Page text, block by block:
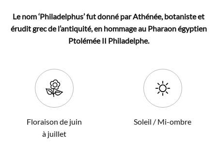
Le nom ‘Philadelphus’ fut donné par Athénée, botaniste et
érudit grec de l’antiquité, en hommage au Pharaon égyptien
Ptolémée II Philadelphe.
Floraison de juin
à juillet
Soleil / Mi-ombre